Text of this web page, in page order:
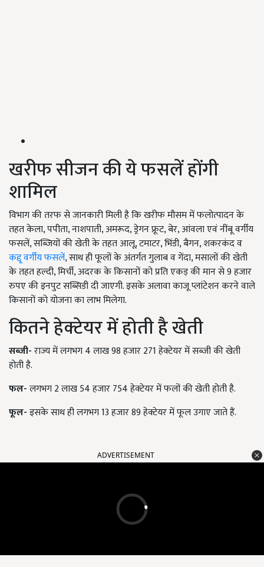
खरीफ सीजन की ये फसलें होंगी
शामिल
विभाग की तरफ से जानकारी मिली है कि खरीफ मौसम में फलोत्पादन के
तहत केला, पपीता, नाशपाती, अमरूद, ड्रेगन फ्रूट, बेर, आंवला एवं नींबू वर्गीय
फसलें, सब्जियों की खेती के तहत आलू, टमाटर, भिंडी, बैगन, शकरकंद व
कद्दू वर्गीय फसलें, साथ ही फूलों के अंतर्गत गुलाब व गेंदा, मसालों की खेती
के तहत हल्दी, मिर्ची, अदरक के किसानों को प्रति एकड़ की मान से 9 हजार
रुपए की इनपुट सब्सिडी दी जाएगी. इसके अलावा काजू प्लांटेशन करने वाले
किसानों को योजना का लाभ मिलेगा.
कितने हेक्टेयर में होती है खेती
सब्जी-राज्य में लगभग 4 लाख 98 हजार 271 हेक्टेयर में सब्जी की खेती
होती है.
फल-लगभग 2 लाख 54 हजार 754 हेक्टेयर में फलों की खेती होती है.
फूल-इसके साथ ही लगभग 13 हजार 89 हेक्टेयर में फूल उगाए जाते हैं.
ADVERTISEMENT